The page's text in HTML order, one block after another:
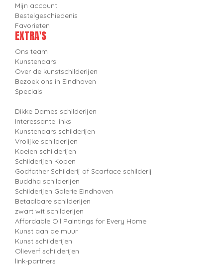
Mijn account
Bestelgeschiedenis
Favorieten
EXTRA'S
Ons team
Kunstenaars
Over de kunstschilderijen
Bezoek ons in Eindhoven
Specials
Dikke Dames schilderijen
Interessante links
Kunstenaars schilderijen
Vrolijke schilderijen
Koeien schilderijen
Schilderijen Kopen
Godfather Schilderij of Scarface schilderij
Buddha schilderijen
Schilderijen Galerie Eindhoven
Betaalbare schilderijen
zwart wit schilderijen
Affordable Oil Paintings for Every Home
Kunst aan de muur
Kunst schilderijen
Olieverf schilderijen
link-partners